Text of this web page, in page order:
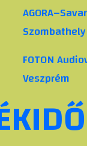
Szombathely
FOTON
Veszprém